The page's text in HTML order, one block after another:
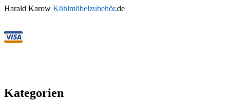
Harald Karow Kühlmöbelzubehör.de
Kategorien